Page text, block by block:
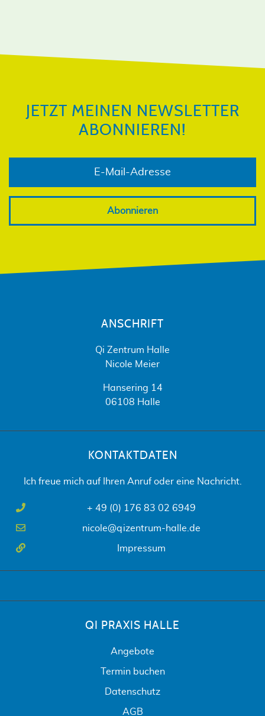
JETZT MEINEN NEWSLETTER
ABONNIEREN!
Abonnieren
ANSCHRIFT
Qi Zentrum Halle
Nicole Meier
Hansering 14
06108 Halle
KONTAKTDATEN
Ich freue mich auf Ihren Anruf oder eine Nachricht.
+ 49 (0) 176 83 02 6949
nicole@qizentrum-halle.de
Impressum
QI PRAXIS HALLE
Angebote
Termin buchen
Datenschutz
AGB